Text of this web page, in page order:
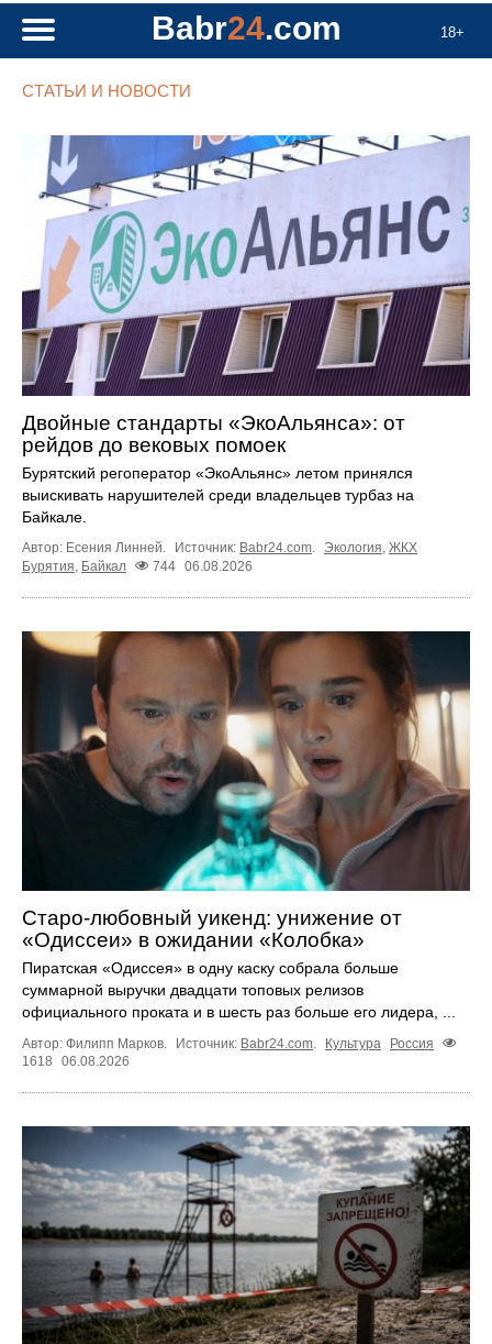
18+
Babr24.com
СТАТЬИ И НОВОСТИ
Двойные стандарты «ЭкоАльянса»: от
рейдов до вековых помоек
Бурятский регоператор «ЭкоАльянс» летом принялся
выискивать нарушителей среди владельцев турбаз на
Байкале.
Автор: Есения Линней. Источник: Babr24.com Экология ЖКХ
Бурятия Байкал 744 06.08.2026
Старо-любовный уикенд: унижение от
«Одиссеи» в ожидании «Колобка»
Пиратская «Одиссея» в одну каску собрала больше
суммарной выручки двадцати топовых релизов
официального проката и в шесть раз больше его лидера, ...
Автор: Филипп Марков. Источник: Babr24.com. Культура
Россия
1618
06.08.2026